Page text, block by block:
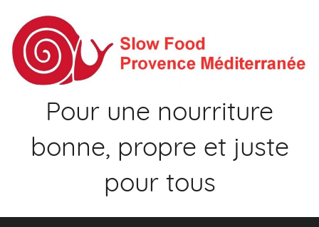
contenu
Pour une nourriture
bonne, propre et juste
pour tous